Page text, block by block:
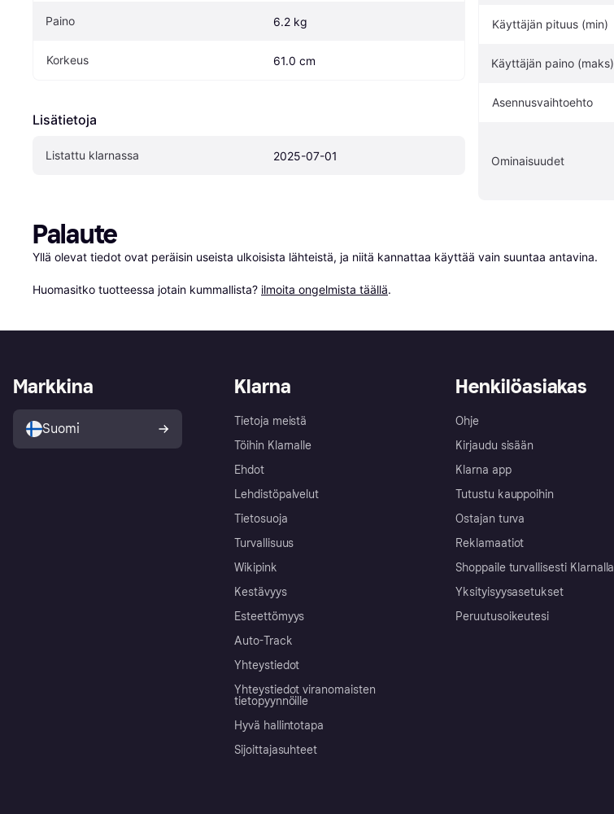
Paino 6.2 kg
Korkeus 61.0 cm
Lisätietoja
Listattu klarnassa 2025-07-01
Käyttäjän pituus (min)
Käyttäjän paino (maks)
Asennusvaihtoehto
Ominaisuudet
Palaute
Yllä olevat tiedot ovat peräisin useista ulkoisista lähteistä, ja niitä kannattaa käyttää vain suuntaa antavina.
Huomasitko tuotteessa jotain kummallista? ilmoita ongelmista täällä.
Klarna
Tietoja meistä
Töihin Klarnalle
Ehdot
Lehdistöpalvelut
Tietosuoja
Turvallisuus
Wikipink
Kestävyys
Esteettömyys
Auto-Track
Yhteystiedot
Yhteystiedot viranomaisten
tietopyynnöille
Hyvä hallintotapa
Sijoittajasuhteet
Henkilöasiakas
Ohje
Kirjaudu sisään
Klarna app
Tutustu kauppoihin
Ostajan turva
Reklamaatiot
Shoppaile turvallisesti Klarnalla
Yksityisyysasetukset
Peruutusoikeutesi
Markkina
Suomi